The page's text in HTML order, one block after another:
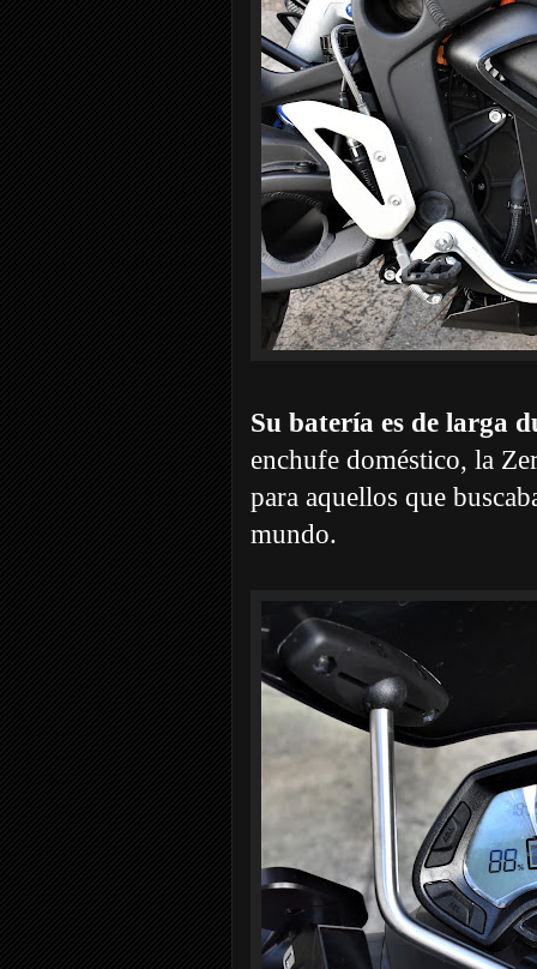
Su batería es de larga
enchufe doméstico, la
para aquellos que
mundo.